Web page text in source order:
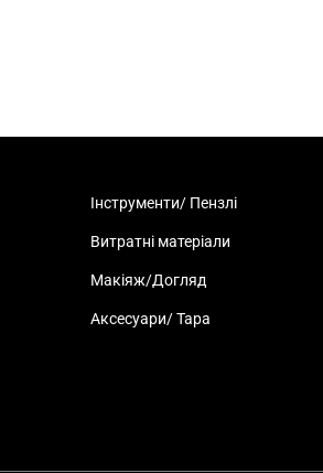
Інструменти/ Пензлі
Витратні матеріали
Макіяж/Догляд
Аксесуари/ Тара